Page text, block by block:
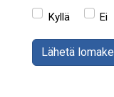
Kyllä
Ei
Lähetä lomake